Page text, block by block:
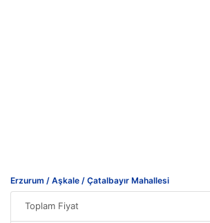
Erzurum / Aşkale / Çatalbayır Mahallesi
Toplam Fiyat